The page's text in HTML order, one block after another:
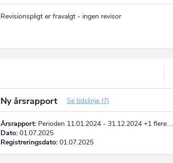
Revisionspligt er fravalgt - ingen revisor
Ny årsrapport Se tidslinje (7)
Årsrapport:Perioden 11.01.2024 - 31.12.2024 +1 flere…
Dato:01.07.2025
Registreringsdato:01.07.2025